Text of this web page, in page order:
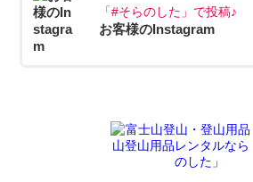
「#そらのした」で投稿♪
お客様のInstagram